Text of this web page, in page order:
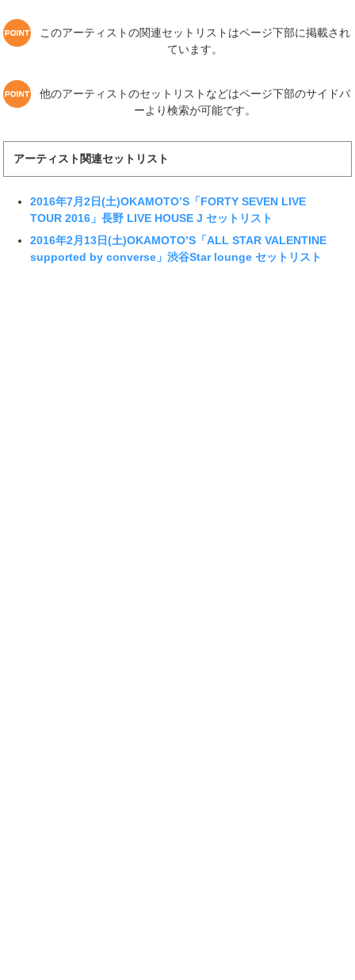
このアーティストの関連セットリストはページ下部に掲載され
ています。
他のアーティストのセットリストなどはページ下部のサイドバ
ーより検索が可能です。
アーティスト関連セットリスト
2016年7月2日(土)OKAMOTO’S「FORTY SEVEN LIVE
TOUR 2016」長野 LIVE HOUSE J セットリスト
2016年2月13日(土)OKAMOTO’S「ALL STAR VALENTINE
supported by converse」渋谷Star lounge セットリスト